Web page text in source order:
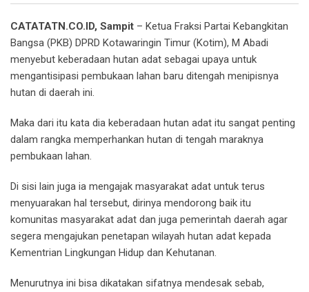
CATATATN.CO.ID, Sampit – Ketua Fraksi Partai Kebangkitan
Bangsa (PKB) DPRD Kotawaringin Timur (Kotim), M Abadi
menyebut keberadaan hutan adat sebagai upaya untuk
mengantisipasi pembukaan lahan baru ditengah menipisnya
hutan di daerah ini.
Maka dari itu kata dia keberadaan hutan adat itu sangat penting
dalam rangka memperhankan hutan di tengah maraknya
pembukaan lahan.
Di sisi lain juga ia mengajak masyarakat adat untuk terus
menyuarakan hal tersebut, dirinya mendorong baik itu
komunitas masyarakat adat dan juga pemerintah daerah agar
segera mengajukan penetapan wilayah hutan adat kepada
Kementrian Lingkungan Hidup dan Kehutanan.
Menurutnya ini bisa dikatakan sifatnya mendesak sebab,